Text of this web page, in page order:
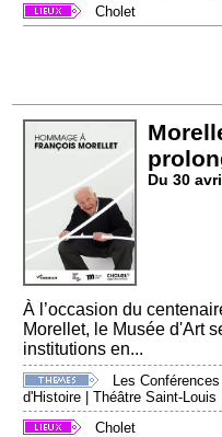
Cholet
Du 30
À l’occasion du
Morellet, le Musée d'Art
institutions en...
Les Conférences
d'Histoire |Théâtre Saint-Louis
Cholet